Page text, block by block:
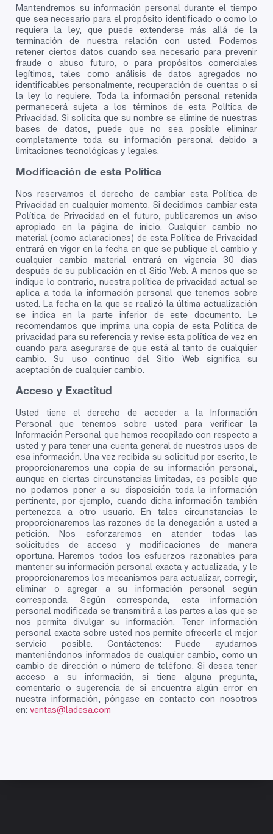
Mantendremos su información personal durante el tiempo
que sea necesario para el propósito identificado o como lo
requiera la ley, que puede extenderse más allá de la
terminación de nuestra relación con usted. Podemos
retener ciertos datos cuando sea necesario para prevenir
fraude o abuso futuro, o para propósitos comerciales
legítimos, tales como análisis de datos agregados no
identificables personalmente, recuperación de cuentas o si
la ley lo requiere. Toda la información personal retenida
permanecerá sujeta a los términos de esta Política de
Privacidad. Si solicita que su nombre se elimine de nuestras
bases de datos, puede que no sea posible eliminar
completamente toda su información personal debido a
limitaciones tecnológicas y legales.
Modificación de esta Política
Nos reservamos el derecho de cambiar esta Política de
Privacidad en cualquier momento. Si decidimos cambiar esta
Política de Privacidad en el futuro, publicaremos un aviso
apropiado en la página de inicio. Cualquier cambio no
material (como aclaraciones) de esta Política de Privacidad
entrará en vigor en la fecha en que se publique el cambio y
cualquier cambio material entrará en vigencia 30 días
después de su publicación en el Sitio Web. A menos que se
indique lo contrario, nuestra política de privacidad actual se
aplica a toda la información personal que tenemos sobre
usted. La fecha en la que se realizó la última actualización
se indica en la parte inferior de este documento. Le
recomendamos que imprima una copia de esta Política de
privacidad para su referencia y revise esta política de vez en
cuando para asegurarse de que está al tanto de cualquier
cambio. Su uso continuo del Sitio Web significa su
aceptación de cualquier cambio.
Acceso y Exactitud
Usted tiene el derecho de acceder a la Información
Personal que tenemos sobre usted para verificar la
Información Personal que hemos recopilado con respecto a
usted y para tener una cuenta general de nuestros usos de
esa información. Una vez recibida su solicitud por escrito, le
proporcionaremos una copia de su información personal,
aunque en ciertas circunstancias limitadas, es posible que
no podamos poner a su disposición toda la información
pertinente, por ejemplo, cuando dicha información también
pertenezca a otro usuario. En tales circunstancias le
proporcionaremos las razones de la denegación a usted a
petición. Nos esforzaremos en atender todas las
solicitudes de acceso y modificaciones de manera
oportuna. Haremos todos los esfuerzos razonables para
mantener su información personal exacta y actualizada, y le
proporcionaremos los mecanismos para actualizar, corregir,
eliminar o agregar a su información personal según
corresponda. Según corresponda, esta información
personal modificada se transmitirá a las partes a las que se
nos permita divulgar su información. Tener información
personal exacta sobre usted nos permite ofrecerle el mejor
servicio posible. Contáctenos: Puede ayudarnos
manteniéndonos informados de cualquier cambio, como un
cambio de dirección o número de teléfono. Si desea tener
acceso a su información, si tiene alguna pregunta,
comentario o sugerencia de si encuentra algún error en
nuestra información, póngase en contacto con nosotros
en: ventas@ladesa.com